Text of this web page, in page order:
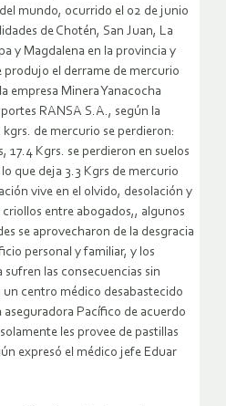
mundo, ocurrido el 02 de junio
de Chotén, San Juan, La
y Magdalena en la provincia y
produjo el derrame de mercurio
empresa Minera Yanacocha
RANSA S.A., según la
de mercurio se perdieron:
17.4 Kgrs. se perdieron en suelos
que deja 3.3 Kgrs de mercurio
vive en el olvido, desolación y
entre abogados,, algunos
se aprovecharon de la desgracia
personal y familiar, y los
las consecuencias sin
centro médico desabastecido
Pacífico de acuerdo
les provee de pastillas
expresó el médico jefe Eduar